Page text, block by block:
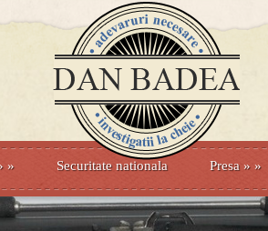
» Securitate nationala Presa » »